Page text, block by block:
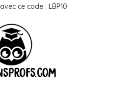
avec ce code : LBP10